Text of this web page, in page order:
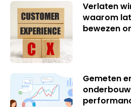
Verlaten
waarom
bewezen
Gemeten